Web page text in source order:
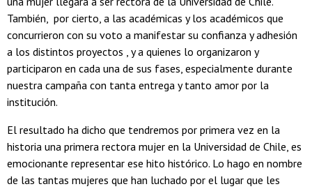
También, por cierto, a las académicas y los académicos que
concurrieron con su voto a manifestar su confianza y adhesión
a los distintos proyectos , y a quienes lo organizaron y
participaron en cada una de sus fases, especialmente durante
nuestra campaña con tanta entrega y tanto amor por la
institución.
El resultado ha dicho que tendremos por primera vez en la
historia una primera rectora mujer en la Universidad de Chile, es
emocionante representar ese hito histórico. Lo hago en nombre
de las tantas mujeres que han luchado por el lugar que les